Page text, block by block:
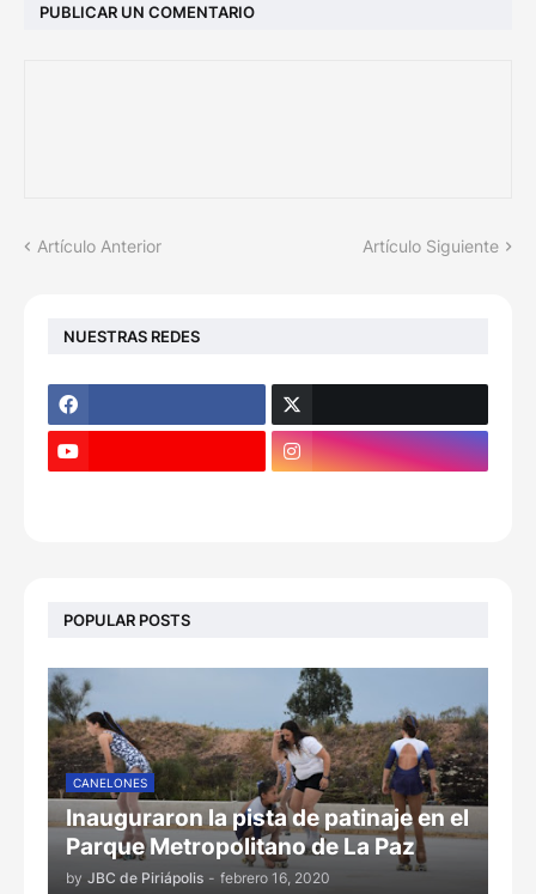
PUBLICAR UN COMENTARIO
Artículo Anterior Artículo Siguiente
NUESTRAS REDES
POPULAR POSTS
CANELONES
Inauguraron la pista de patinaje en el
Parque Metropolitano de La Paz
by JBC de Piriápolis - febrero 16, 2020